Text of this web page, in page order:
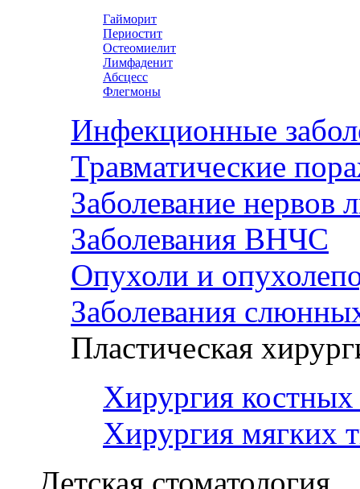
Гайморит
Периостит
Остеомиелит
Лимфаденит
Абсцесс
Флегмоны
Инфекционные
Травматические
Заболевание нервов
Заболевания ВНЧС
Опухоли и
Заболевания
Пластическая
Хирургия костных
Хирургия мягких